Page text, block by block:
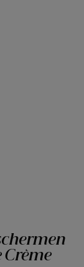
Crème